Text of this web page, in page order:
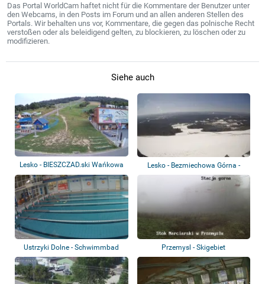
Das Portal WorldCam haftet nicht für die Kommentare der Benutzer unter
den Webcams, in den Posts im Forum und an allen anderen Stellen des
Portals. Wir behalten uns vor, Kommentare, die gegen das polnische Recht
verstoßen oder als beleidigend gelten, zu blockieren, zu löschen oder zu
modifizieren.
Siehe auch
Lesko - BIESZCZAD.ski Wańkowa
Lesko - Bezmiechowa Górna -
Flughafen
Ustrzyki Dolne - Schwimmbad Przemysl - Skigebiet